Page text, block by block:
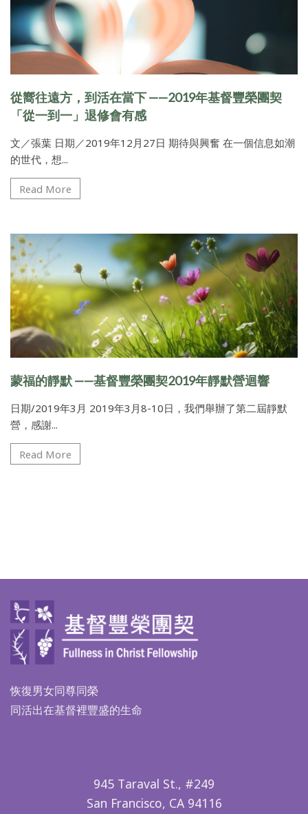
從嚮往遠方，到活在當下 ——2019年基督豐榮團契
「從一到一」退修會有感
文／張葉 日期／2019年12月27日 期待與興奮 在一個信息如潮
的世代，想...
Read More
蒙福的靜默 ——基督豐榮團契2019年靜默營迴響
日期/2019年3月 2019年3月8-10日，我們舉辦了第二屆靜默
營，感謝...
Read More
恢復男女同尊同榮
同活出在基督裡豐盛的生命
945 Taraval St., #249
San Francisco, CA 94116